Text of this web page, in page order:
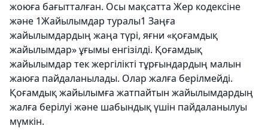
жоюға бағытталған. Осы мақсатта Жер кодексіне
және 1Жайылымдар туралы1 Заңға
жайылымдардың жаңа түрі, яғни «қоғамдық
жайылымдар» ұғымы енгізілді. Қоғамдық
жайылымдар тек жергілікті тұрғындардың малын
жаюға пайдаланылады. Олар жалға берілмейді.
Қоғамдық жайылымға жатпайтын жайылымдардың
жалға берілуі және шабындық үшін пайдаланылуы
мүмкін.